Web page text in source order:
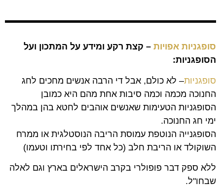
סופגניות אפויות – קצת רקע ומידע על המתכון ועל
הסופגניות:
סופגניות– לא כולם, אבל די הרבה אנשים מחכים לחג
החנוכה מכמה וכמה סיבות אחת מהם היא כמובן
הסופגניות הטעימות שאנשים אוהבים לחטא בהן במהלך
ימי חג החנוכה.
הסופגנייה הנוטפת עמוסת הריבה הנוסטלגית או ממרח
השוקולד או הריבת חלב (כל אחד לפי בחירתו וטעמו)
ללא ספק דבר פופולרי בקרב הישראלים בארץ וגם לאלה
שבחו"ל.